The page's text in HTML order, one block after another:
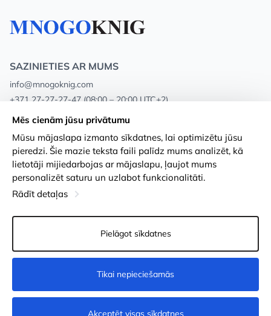
Pēc pieprasījuma
SAZINIETIES AR MUMS
info@mnogoknig.com
+371 27-27-27-47 (08:00 – 20:00 UTC+2)
Rīga, Augusta Deglava 69d, LV-1082
Par mums
Veikali
Apmaksa un piegāde
Loayalitātes kartes
Vairumtirdzniecības pircējiem
Privātuma politika
Noteikumi un nosacījumi
Preču atgriešanās
Sīkdatņu iestatījumi
Mēs cienām jūsu privātumu
Mūsu mājaslapa izmanto sīkdatnes, lai optimizētu jūsu
pieredzi. Šie mazie teksta faili palīdz mums analizēt, kā
lietotāji mijiedarbojas ar mājaslapu, ļaujot mums
personalizēt saturu un uzlabot funkcionalitāti.
Rādīt detaļas
Pielāgot sīkdatnes
Tikai nepieciešamās
Akceptēt visas sīkdatnes